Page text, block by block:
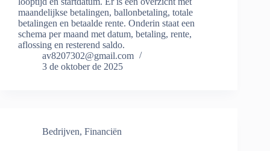
maandelijkse betalingen, ballonbetaling, totale
betalingen en betaalde rente. Onderin staat een
schema per maand met datum, betaling, rente,
aflossing en resterend saldo.
av8207302@gmail.com
3 de oktober de 2025
Bedrijven, Financiën